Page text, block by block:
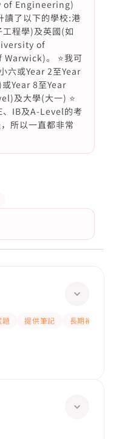
of Engineering)
讀了以下的學校:港
程學)及英國(如
of
。 ⭐️我可
六或Year 2至Year
Year 8至Year
及大學(大一) ⭐️
、IB及A-Level的考
所以一直都非常
題 提供筆記
長期補習